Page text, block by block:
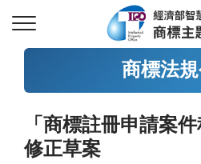
商標法
「商標註冊申請案
修正草案